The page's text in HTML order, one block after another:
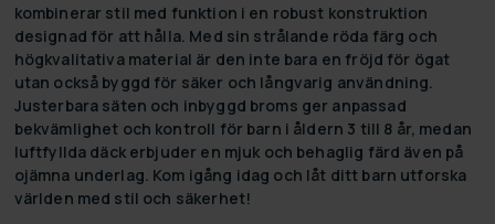
kombinerar stil med funktion i en robust konstruktion
designad för att hålla. Med sin strålande röda färg och
högkvalitativa material är den inte bara en fröjd för ögat
utan också byggd för säker och långvarig användning.
Justerbara säten och inbyggd broms ger anpassad
bekvämlighet och kontroll för barn i åldern 3 till 8 år, medan
luftfyllda däck erbjuder en mjuk och behaglig färd även på
ojämna underlag. Kom igång idag och låt ditt barn utforska
världen med stil och säkerhet!